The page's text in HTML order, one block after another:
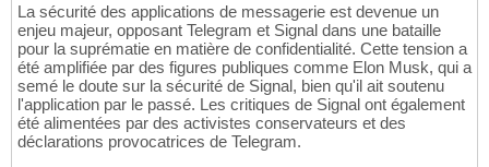
La sécurité des applications de messagerie est devenue un
enjeu majeur, opposant Telegram et Signal dans une bataille
pour la suprématie en matière de confidentialité. Cette tension a
été amplifiée par des figures publiques comme Elon Musk, qui a
semé le doute sur la sécurité de Signal, bien qu'il ait soutenu
l'application par le passé. Les critiques de Signal ont également
été alimentées par des activistes conservateurs et des
déclarations provocatrices de Telegram.